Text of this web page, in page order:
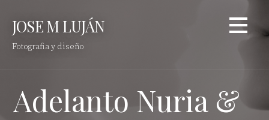
contenido
JOSE M LUJÁN
Fotografia y diseño
Adelanto Nuria &